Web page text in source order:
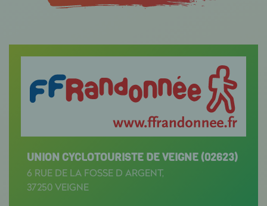
UNION CYCLOTOURISTE DE VEIGNE (02623)
6 RUE DE LA FOSSE D ARGENT,
37250 VEIGNE